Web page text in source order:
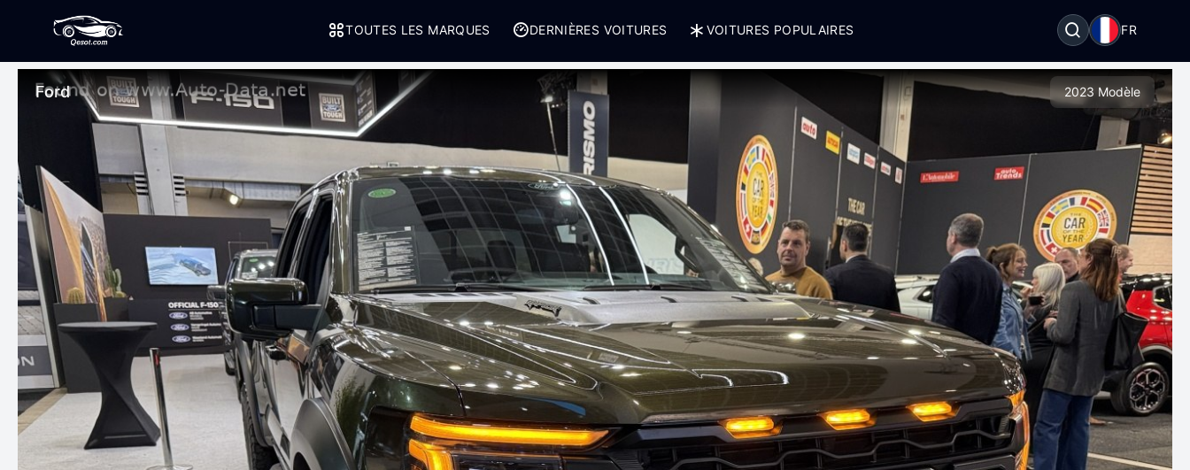
TOUTES LES MARQUES DERNIÈRES VOITURES VOITURES POPULAIRES FR
Ford 2023 Modèle